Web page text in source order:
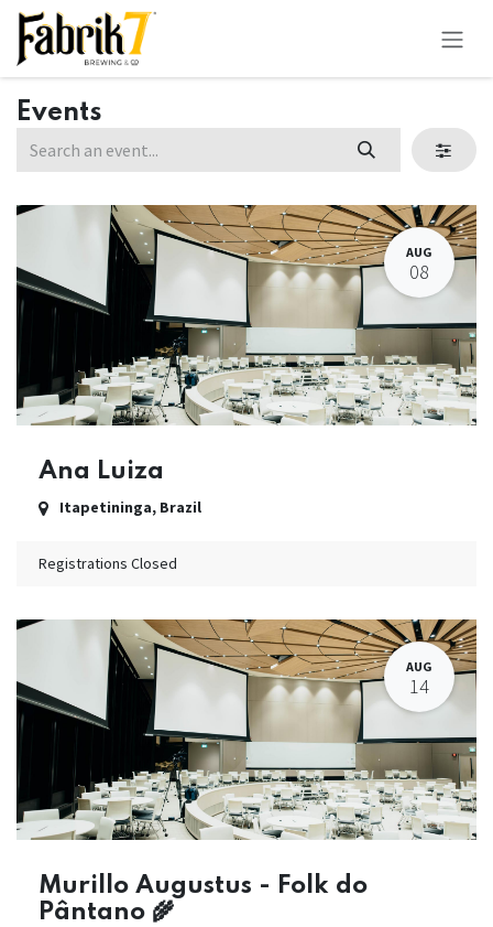
Skip to Content
Events
AUG
08
Ana Luiza
Itapetininga, Brazil
Registrations Closed
AUG
14
Murillo Augustus - Folk do
Pântano 🌾